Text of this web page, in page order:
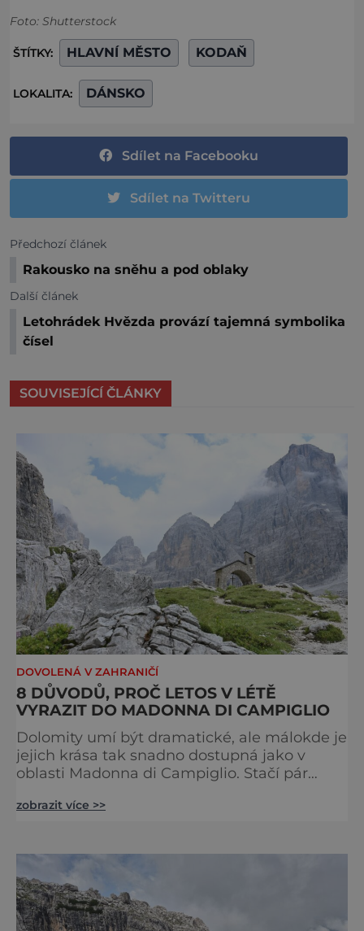
Foto: Shutterstock
ŠTÍTKY: HLAVNÍ MĚSTO KODAŇ
LOKALITA: DÁNSKO
Sdílet na Facebooku
Sdílet na Twitteru
Předchozí článek
Rakousko na sněhu a pod oblaky
Další článek
Letohrádek Hvězda provází tajemná symbolika
čísel
SOUVISEJÍCÍ ČLÁNKY
DOVOLENÁ V ZAHRANIČÍ
8 DŮVODŮ, PROČ LETOS V LÉTĚ
VYRAZIT DO MADONNA DI CAMPIGLIO
Dolomity umí být dramatické, ale málokde je
jejich krása tak snadno dostupná jako v
oblasti Madonna di Campiglio. Stačí pár
věžemi, horskými jezery a nekonečnými
dovolenou právě sem. Madonna di
Campiglio uhrane každé ráno, kdy první
paprsky kreslí na vrcholcích Brenty
zobrazit více >>